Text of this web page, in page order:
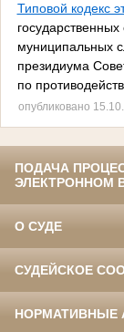
Типовой кодекс
муниципальных
президиума
по
опубликовано
ПОДАЧА
ЭЛЕКТРОННОМ
О СУДЕ
СУДЕЙСКОЕ
НОРМАТИВНЫЕ